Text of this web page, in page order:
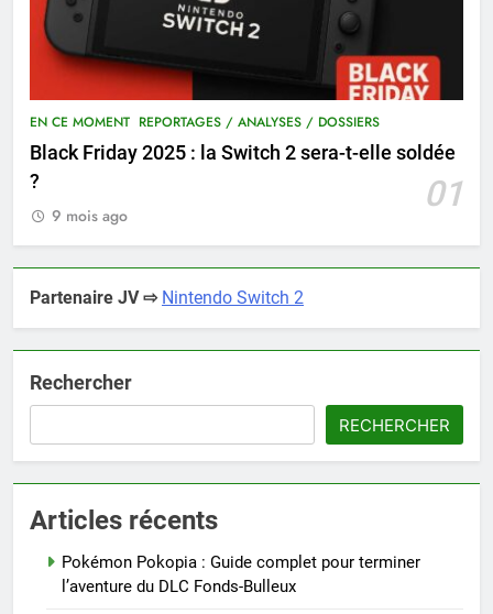
EN CE MOMENT REPORTAGES / ANALYSES / DOSSIERS
Black Friday 2025 : la Switch 2 sera-t-elle soldée
?
01
9 mois ago
Partenaire JV ⇨ Nintendo Switch 2
Rechercher
RECHERCHER
Articles récents
Pokémon Pokopia : Guide complet pour terminer
l’aventure du DLC Fonds-Bulleux